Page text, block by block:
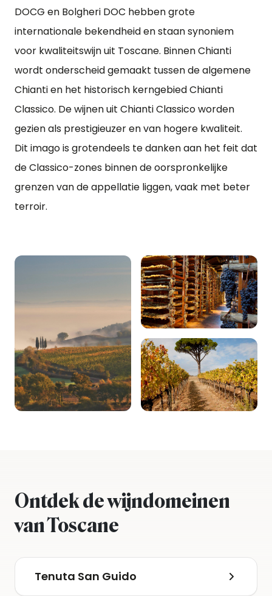
DOCG en Bolgheri DOC hebben grote
internationale bekendheid en staan synoniem
voor kwaliteitswijn uit Toscane. Binnen Chianti
wordt onderscheid gemaakt tussen de algemene
Chianti en het historisch kerngebied Chianti
Classico. De wijnen uit Chianti Classico worden
gezien als prestigieuzer en van hogere kwaliteit.
Dit imago is grotendeels te danken aan het feit dat
de Classico-zones binnen de oorspronkelijke
grenzen van de appellatie liggen, vaak met beter
terroir.
Ontdek de wijndomeinen
van Toscane
Tenuta San Guido